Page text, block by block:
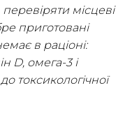
місцеві
приготовані
в раціоні:
D, омега-3 і
токсикологічної